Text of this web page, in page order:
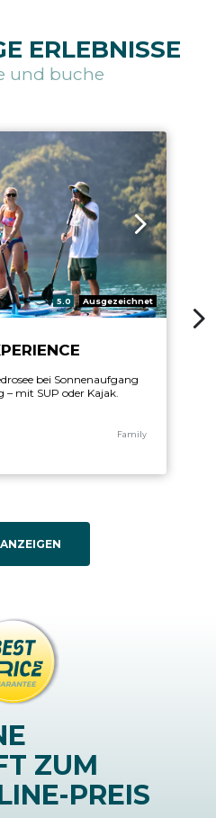
ERLEBNISSE
und buche
aria.rating_prefix:
5.0 Ausgezeichnet
bei Sonnenaufgang
mit SUP oder Kajak.
Family
ZUM
PREIS